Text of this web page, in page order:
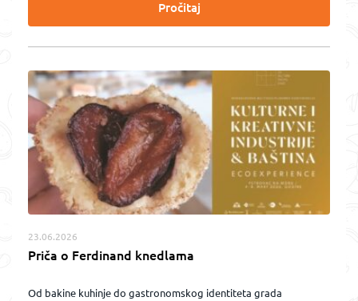
Pročitaj
23.06.2026
Priča o Ferdinand knedlama
Od bakine kuhinje do gastronomskog identiteta grada